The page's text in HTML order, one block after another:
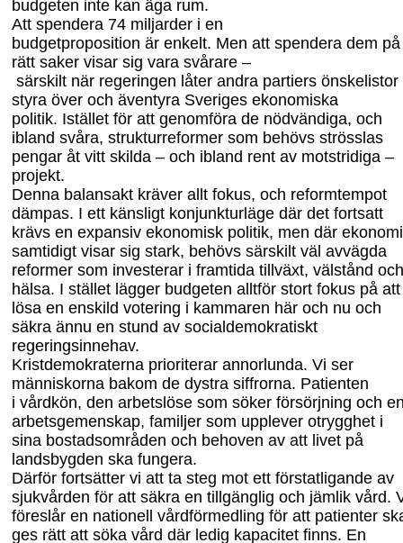
budgeten inte kan äga rum.
Att spendera 74 miljarder i en
budgetproposition är enkelt. Men att spendera dem på
rätt saker visar sig vara svårare –
särskilt när regeringen låter andra partiers önskelistor
styra över och äventyra Sveriges ekonomiska
politik. Istället för att genomföra de nödvändiga, och
ibland svåra, strukturreformer som behövs strösslas
pengar åt vitt skilda – och ibland rent av motstridiga –
projekt.
Denna balansakt kräver allt fokus, och reformtempot
dämpas. I ett känsligt konjunkturläge där det fortsatt
krävs en expansiv ekonomisk politik, men där
samtidigt visar sig stark, behövs särskilt väl avvägda
reformer som investerar i framtida tillväxt, välstånd och
hälsa. I stället lägger budgeten alltför stort fokus på att
lösa en enskild votering i kammaren här och nu och
säkra ännu en stund av socialdemokratiskt
regeringsinnehav.
Kristdemokraterna prioriterar annorlunda. Vi ser
människorna bakom de dystra siffrorna. Patienten
i vårdkön, den arbetslöse som söker försörjning och
arbetsgemenskap, familjer som upplever otrygghet i
sina bostadsområden och behoven av att livet på
landsbygden ska fungera.
Därför fortsätter vi att ta steg mot ett förstatligande av
sjukvården för att säkra en tillgänglig och jämlik vård.
föreslår en nationell vårdförmedling för att patienter
ges rätt att söka vård där ledig kapacitet finns. En